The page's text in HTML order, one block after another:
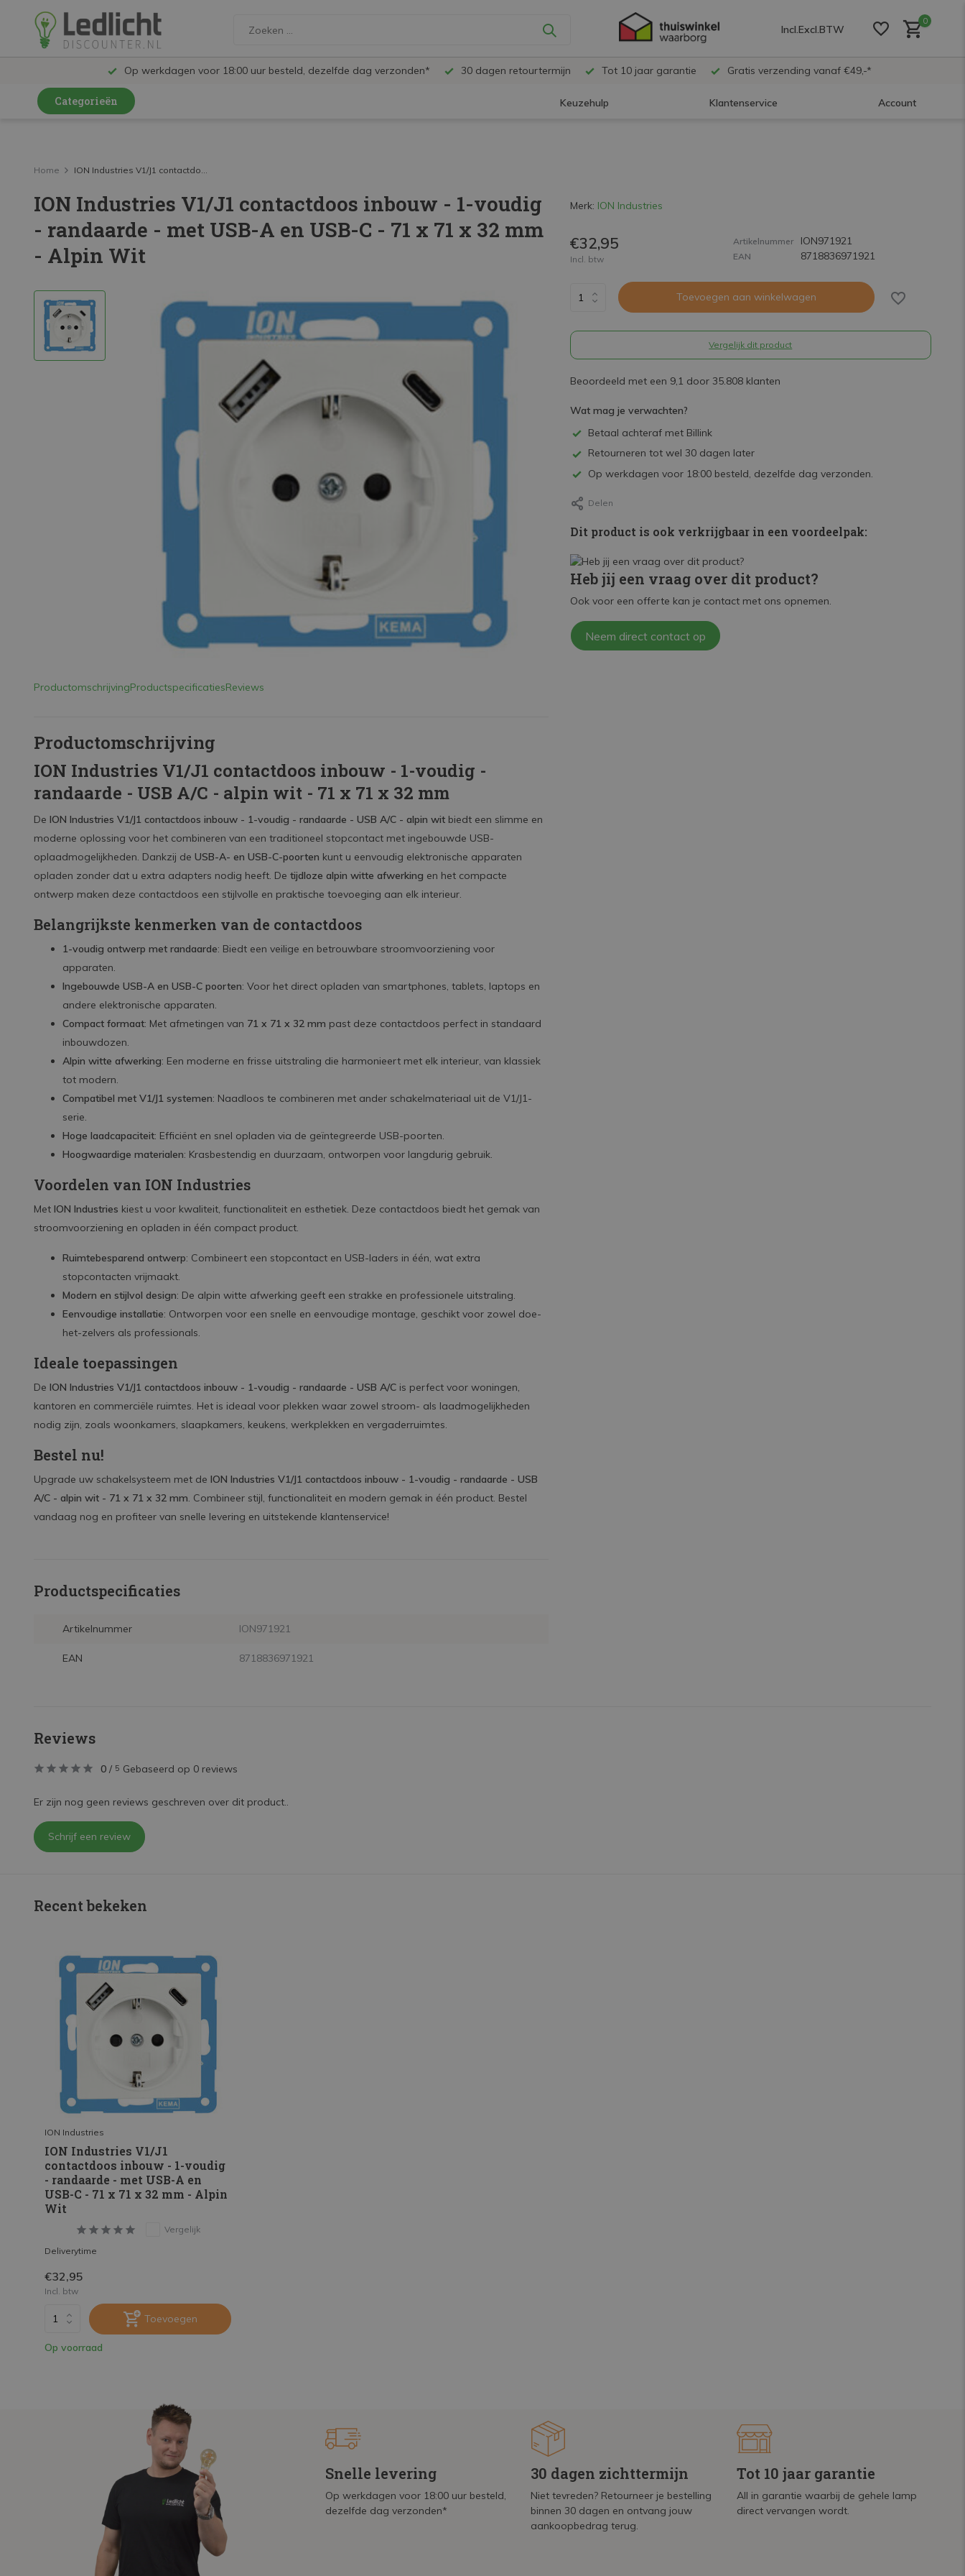
Incl.Excl.BTW
0
Op werkdagen voor 18:00 uur besteld, dezelfde dag verzonden* 30 dagen retourtermijn Tot 10 jaar garantie Gratis verzending vanaf €49,-*
Categorieën Keuzehulp Klantenservice Account
LED Railspots
LED Panelen
LED TL
LED Plafondlampen en Wandlampen
LED High Bay lampen
LED Strips
Decoratieve verlichting
Home ION Industries V1/J1 contactdo...
ION Industries V1/J1 contactdoos inbouw - 1-voudig
- randaarde - met USB-A en USB-C - 71 x 71 x 32 mm
- Alpin Wit
ProductomschrijvingProductspecificatiesReviews
Productomschrijving
ION Industries V1/J1 contactdoos inbouw - 1-voudig -
randaarde - USB A/C - alpin wit - 71 x 71 x 32 mm
De ION Industries V1/J1 contactdoos inbouw - 1-voudig - randaarde - USB A/C - alpin wit biedt een slimme en
moderne oplossing voor het combineren van een traditioneel stopcontact met ingebouwde USB-
oplaadmogelijkheden. Dankzij de USB-A- en USB-C-poorten kunt u eenvoudig elektronische apparaten
opladen zonder dat u extra adapters nodig heeft. De tijdloze alpin witte afwerking en het compacte
ontwerp maken deze contactdoos een stijlvolle en praktische toevoeging aan elk interieur.
Belangrijkste kenmerken van de contactdoos
1-voudig ontwerp met randaarde: Biedt een veilige en betrouwbare stroomvoorziening voor
apparaten.
Ingebouwde USB-A en USB-C poorten: Voor het direct opladen van smartphones, tablets, laptops en
andere elektronische apparaten.
Compact formaat: Met afmetingen van 71 x 71 x 32 mm past deze contactdoos perfect in standaard
inbouwdozen.
Alpin witte afwerking: Een moderne en frisse uitstraling die harmonieert met elk interieur, van klassiek
tot modern.
Compatibel met V1/J1 systemen: Naadloos te combineren met ander schakelmateriaal uit de V1/J1-
serie.
Hoge laadcapaciteit: Efficiënt en snel opladen via de geïntegreerde USB-poorten.
Hoogwaardige materialen: Krasbestendig en duurzaam, ontworpen voor langdurig gebruik.
Voordelen van ION Industries
Met ION Industries kiest u voor kwaliteit, functionaliteit en esthetiek. Deze contactdoos biedt het gemak van
stroomvoorziening en opladen in één compact product.
Ruimtebesparend ontwerp: Combineert een stopcontact en USB-laders in één, wat extra
stopcontacten vrijmaakt.
Modern en stijlvol design: De alpin witte afwerking geeft een strakke en professionele uitstraling.
Eenvoudige installatie: Ontworpen voor een snelle en eenvoudige montage, geschikt voor zowel doe-
het-zelvers als professionals.
Ideale toepassingen
De ION Industries V1/J1 contactdoos inbouw - 1-voudig - randaarde - USB A/C is perfect voor woningen,
kantoren en commerciële ruimtes. Het is ideaal voor plekken waar zowel stroom- als laadmogelijkheden
nodig zijn, zoals woonkamers, slaapkamers, keukens, werkplekken en vergaderruimtes.
Bestel nu!
Upgrade uw schakelsysteem met de ION Industries V1/J1 contactdoos inbouw - 1-voudig - randaarde - USB
A/C - alpin wit - 71 x 71 x 32 mm. Combineer stijl, functionaliteit en modern gemak in één product. Bestel
vandaag nog en profiteer van snelle levering en uitstekende klantenservice!
Productspecificaties
Artikelnummer ION971921
EAN 8718836971921
Merk: ION Industries
€32,95
Incl. btw
Artikelnummer ION971921
EAN 8718836971921
Toevoegen aan winkelwagen
Vergelijk dit product
Beoordeeld met een 9,1 door 35.808 klanten
Wat mag je verwachten?
Betaal achteraf met Billink
Retourneren tot wel 30 dagen later
Op werkdagen voor 18:00 besteld, dezelfde dag verzonden.
Delen
Dit product is ook verkrijgbaar in een voordeelpak:
Heb jij een vraag over dit product?
Ook voor een offerte kan je contact met ons opnemen.
Neem direct contact op
Reviews
0 / 5 Gebaseerd op 0 reviews
Er zijn nog geen reviews geschreven over dit product..
Schrijf een review
Recent bekeken
ION Industries
ION Industries V1/J1
contactdoos inbouw - 1-voudig
- randaarde - met USB-A en
USB-C - 71 x 71 x 32 mm - Alpin
Wit
Vergelijk
Deliverytime
€32,95
Incl. btw
Toevoegen
Op voorraad
Snelle levering
Op werkdagen voor 18:00 uur besteld,
dezelfde dag verzonden*
30 dagen zichttermijn
Niet tevreden? Retourneer je bestelling
binnen 30 dagen en ontvang jouw
aankoopbedrag terug.
Tot 10 jaar garantie
All in garantie waarbij de gehele lamp
direct vervangen wordt.